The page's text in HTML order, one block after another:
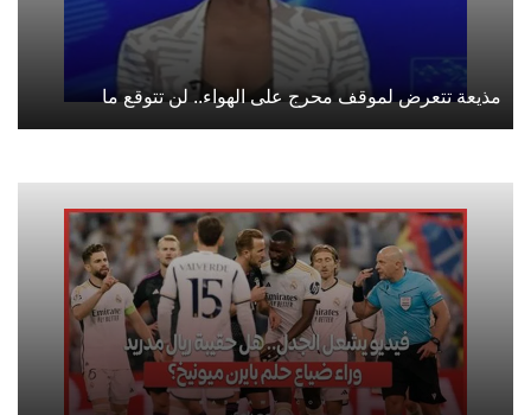
مذيعة تتعرض لموقف محرج على الهواء.. لن تتوقع ما